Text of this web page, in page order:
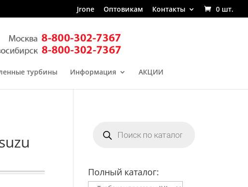
Jrone Оптовикам Контакты 0 шт.
турбины Информация АКЦИИ
товаров
Полный каталог: